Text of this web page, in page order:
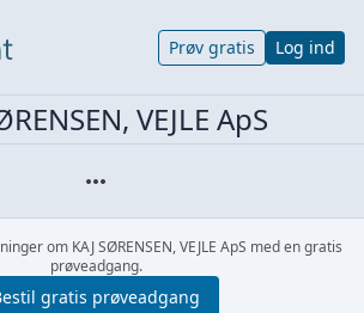
Prøv gratis Log ind
VEJLE ApS
om KAJ SØRENSEN, VEJLE ApS med en gratis
prøveadgang.
gratis prøveadgang